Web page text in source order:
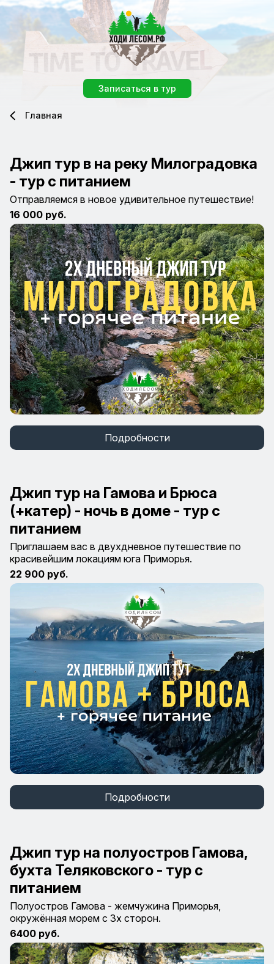
Записаться в тур
Главная
Джип тур в на реку Милоградовка
- тур с питанием
Отправляемся в новое удивительное путешествие!
16 000 руб.
Подробности
Джип тур на Гамова и Брюса
(+катер) - ночь в доме - тур с
питанием
Приглашаем вас в двухдневное путешествие по
красивейшим локациям юга Приморья.
22 900 руб.
Подробности
Джип тур на полуостров Гамова,
бухта Теляковского - тур с
питанием
Полуостров Гамова - жемчужина Приморья,
окружённая морем с 3х сторон.
6400 руб.